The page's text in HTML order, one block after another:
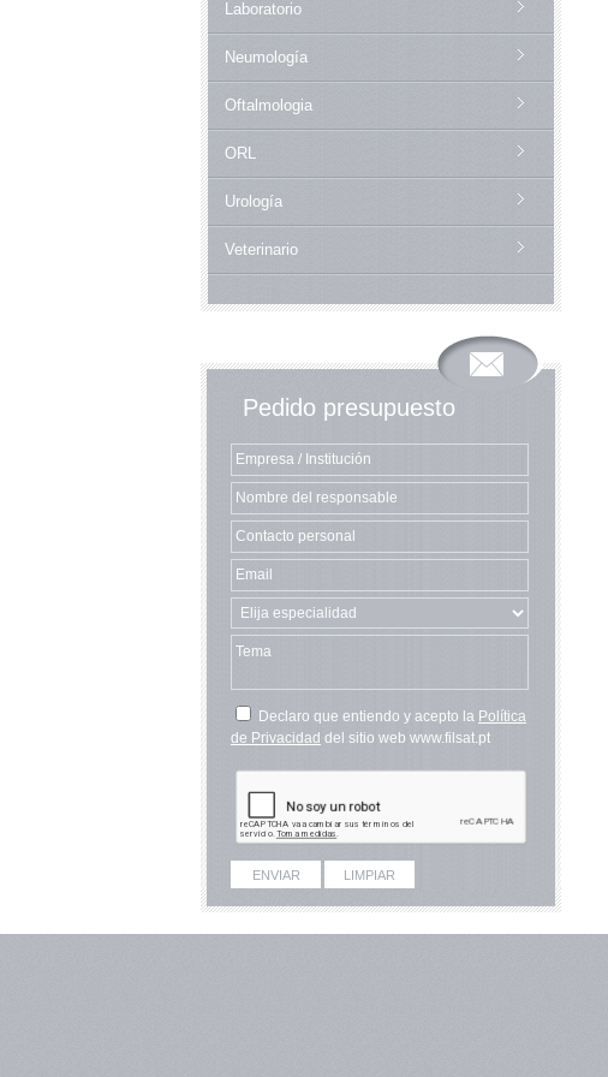
Laboratorio
Neumología
Oftalmologia
ORL
Urología
Veterinario
Pedido presupuesto
Declaro que entiendo y acepto la Política
de Privacidad del sitio web www.filsat.pt